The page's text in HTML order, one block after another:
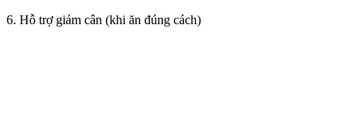
6. Hỗ trợ giảm cân (khi ăn đúng cách)